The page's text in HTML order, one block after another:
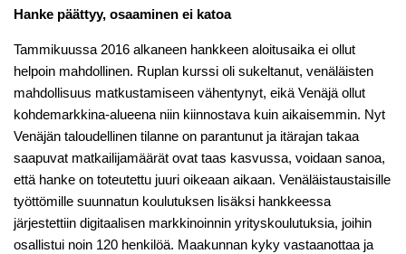
Hanke päättyy, osaaminen ei katoa
Tammikuussa 2016 alkaneen hankkeen aloitusaika ei ollut
helpoin mahdollinen. Ruplan kurssi oli sukeltanut, venäläisten
mahdollisuus matkustamiseen vähentynyt, eikä Venäjä ollut
kohdemarkkina-alueena niin kiinnostava kuin aikaisemmin. Nyt
Venäjän taloudellinen tilanne on parantunut ja itärajan takaa
saapuvat matkailijamäärät ovat taas kasvussa, voidaan sanoa,
että hanke on toteutettu juuri oikeaan aikaan. Venäläistaustaisille
työttömille suunnatun koulutuksen lisäksi hankkeessa
järjestettiin digitaalisen markkinoinnin yrityskoulutuksia, joihin
osallistui noin 120 henkilöä. Maakunnan kyky vastaanottaa ja